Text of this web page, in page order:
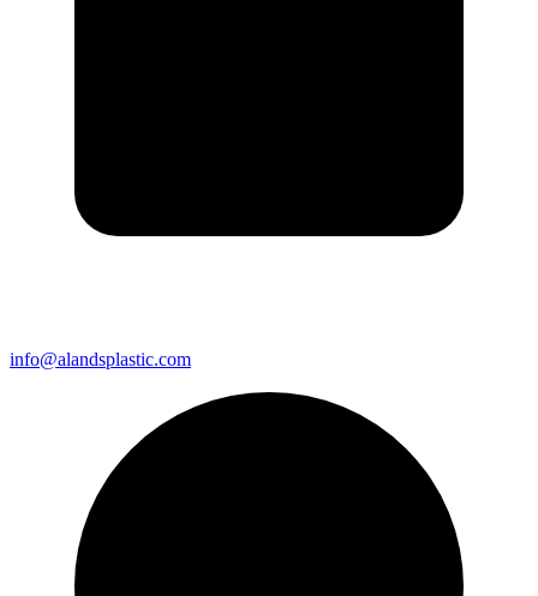
info@alandsplastic.com